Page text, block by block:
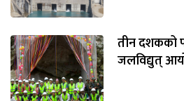
पर्यटन
भिडियो
छापा
तीन दशकको
जलविद्युत्